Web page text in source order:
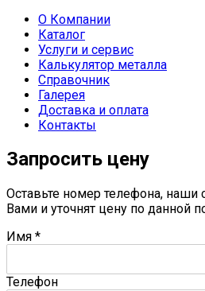
О Компании
Каталог
Услуги и сервис
Калькулятор металла
Справочник
Галерея
Доставка и оплата
Контакты
Запросить цену
Оставьте номер телефона, наши
Вами и уточнят цену по данной
Имя *
Телефон